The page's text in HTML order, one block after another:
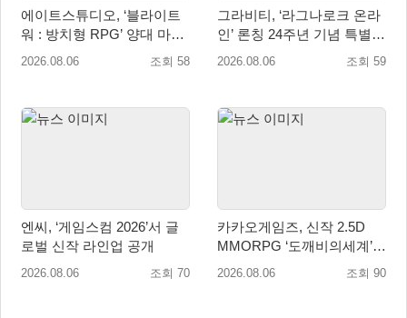
에이트스튜디오, ‘블라이트
워 : 방치형 RPG’ 양대 마켓
인기 순위 1위 달성
2026.08.06 조회 58
그라비티, ‘라그나로크 온라
인’ 론칭 24주년 기념 특별
감사 축제 실시!
2026.08.06 조회 59
엔씨, ‘게임스컴 2026’서 글
로벌 신작 라인업 공개
2026.08.06 조회 70
카카오게임즈, 신작 2.5D
MMORPG ‘도깨비의세계’
천만 배우 박지훈 광고 모델
2026.08.06 조회 90